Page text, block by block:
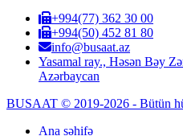
+994(77) 362 30 00
+994(50) 452 81 80
info@busaat.az
Yasamal ray., Həsən Bəy
Azərbaycan
BUSAAT © 2019-2026 - Bütün
Ana səhifə